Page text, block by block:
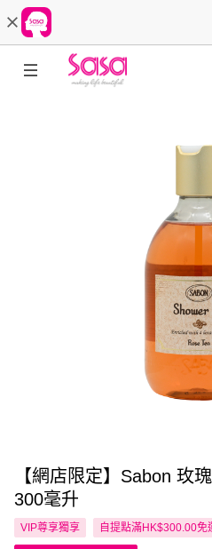
【網店限定】Sabon 玫
300毫升
VIP尊享獨享 自提點滿HK$300.00免